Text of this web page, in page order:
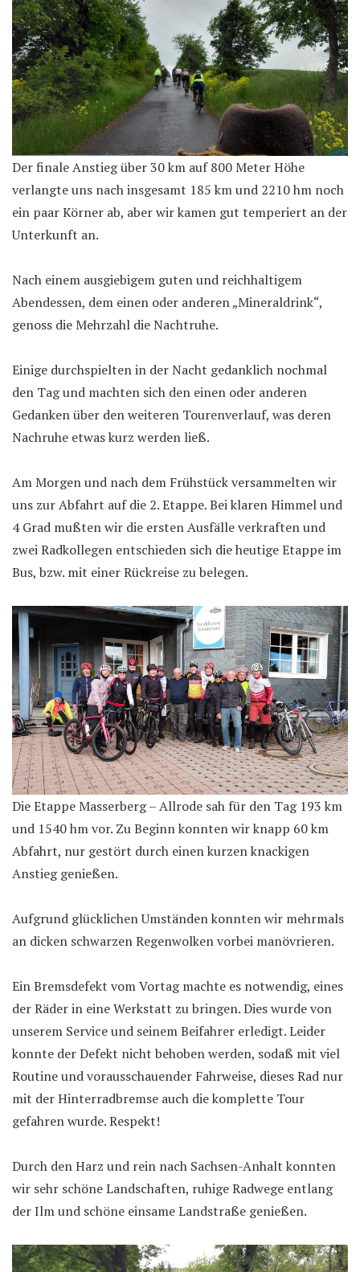
Der finale Anstieg über 30 km auf 800 Meter Höhe
verlangte uns nach insgesamt 185 km und 2210 hm noch
ein paar Körner ab, aber wir kamen gut temperiert an der
Unterkunft an.
Nach einem ausgiebigem guten und reichhaltigem
Abendessen, dem einen oder anderen „Mineraldrink“,
genoss die Mehrzahl die Nachtruhe.
Einige durchspielten in der Nacht gedanklich nochmal
den Tag und machten sich den einen oder anderen
Gedanken über den weiteren Tourenverlauf, was deren
Nachruhe etwas kurz werden ließ.
Am Morgen und nach dem Frühstück versammelten wir
uns zur Abfahrt auf die 2. Etappe. Bei klaren Himmel und
4 Grad mußten wir die ersten Ausfälle verkraften und
zwei Radkollegen entschieden sich die heutige Etappe im
Bus, bzw. mit einer Rückreise zu belegen.
Die Etappe Masserberg – Allrode sah für den Tag 193 km
und 1540 hm vor. Zu Beginn konnten wir knapp 60 km
Abfahrt, nur gestört durch einen kurzen knackigen
Anstieg genießen.
Aufgrund glücklichen Umständen konnten wir mehrmals
an dicken schwarzen Regenwolken vorbei manövrieren.
Ein Bremsdefekt vom Vortag machte es notwendig, eines
der Räder in eine Werkstatt zu bringen. Dies wurde von
unserem Service und seinem Beifahrer erledigt. Leider
konnte der Defekt nicht behoben werden, sodaß mit viel
Routine und vorausschauender Fahrweise, dieses Rad nur
mit der Hinterradbremse auch die komplette Tour
gefahren wurde. Respekt!
Durch den Harz und rein nach Sachsen-Anhalt konnten
wir sehr schöne Landschaften, ruhige Radwege entlang
der Ilm und schöne einsame Landstraße genießen.